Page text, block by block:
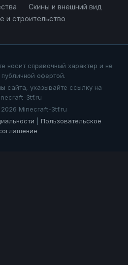
Скины и внешний вид
и строительство
носит справочный характер и не
публичной офертой.
сайта, указывайте ссылку на
3tf.ru
Minecraft-3tf.ru
Пользовательское